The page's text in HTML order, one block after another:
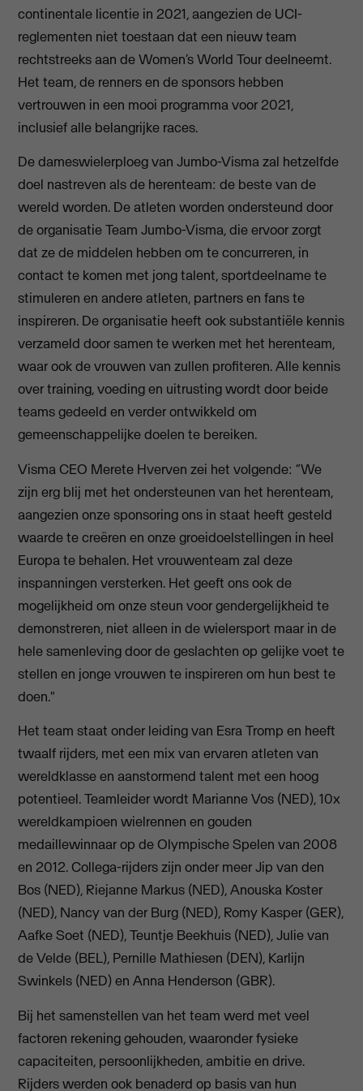
continentale licentie in 2021, aangezien de UCI-
reglementen niet toestaan dat een nieuw team
rechtstreeks aan de Women’s World Tour deelneemt.
Het team, de renners en de sponsors hebben
vertrouwen in een mooi programma voor 2021,
inclusief alle belangrijke races.
De dameswielerploeg van Jumbo-Visma zal hetzelfde
doel nastreven als de herenteam: de beste van de
wereld worden. De atleten worden ondersteund door
de organisatie Team Jumbo-Visma, die ervoor zorgt
dat ze de middelen hebben om te concurreren, in
contact te komen met jong talent, sportdeelname te
stimuleren en andere atleten, partners en fans te
inspireren. De organisatie heeft ook substantiële kennis
verzameld door samen te werken met het herenteam,
waar ook de vrouwen van zullen profiteren. Alle kennis
over training, voeding en uitrusting wordt door beide
teams gedeeld en verder ontwikkeld om
gemeenschappelijke doelen te bereiken.
Visma CEO Merete Hverven zei het volgende: “We
zijn erg blij met het ondersteunen van het herenteam,
aangezien onze sponsoring ons in staat heeft gesteld
waarde te creëren en onze groeidoelstellingen in heel
Europa te behalen. Het vrouwenteam zal deze
inspanningen versterken. Het geeft ons ook de
mogelijkheid om onze steun voor gendergelijkheid te
demonstreren, niet alleen in de wielersport maar in de
hele samenleving door de geslachten op gelijke voet te
stellen en jonge vrouwen te inspireren om hun best te
doen."
Het team staat onder leiding van Esra Tromp en heeft
twaalf rijders, met een mix van ervaren atleten van
wereldklasse en aanstormend talent met een hoog
potentieel. Teamleider wordt Marianne Vos (NED), 10x
wereldkampioen wielrennen en gouden
medaillewinnaar op de Olympische Spelen van 2008
en 2012. Collega-rijders zijn onder meer Jip van den
Bos (NED), Riejanne Markus (NED), Anouska Koster
(NED), Nancy van der Burg (NED), Romy Kasper (GER),
Aafke Soet (NED), Teuntje Beekhuis (NED), Julie van
de Velde (BEL), Pernille Mathiesen (DEN), Karlijn
Swinkels (NED) en Anna Henderson (GBR).
Bij het samenstellen van het team werd met veel
factoren rekening gehouden, waaronder fysieke
capaciteiten, persoonlijkheden, ambitie en drive.
Rijders werden ook benaderd op basis van hun